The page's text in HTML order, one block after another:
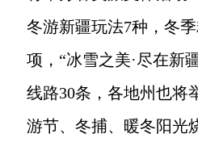
冬游新疆玩法7种，冬
项，“冰雪之美·尽在新
线路30条，各地州也将
游节、冬捕、暖冬阳光